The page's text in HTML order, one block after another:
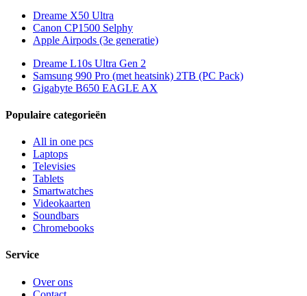
Dreame X50 Ultra
Canon CP1500 Selphy
Apple Airpods (3e generatie)
Dreame L10s Ultra Gen 2
Samsung 990 Pro (met heatsink) 2TB (PC Pack)
Gigabyte B650 EAGLE AX
Populaire categorieën
All in one pcs
Laptops
Televisies
Tablets
Smartwatches
Videokaarten
Soundbars
Chromebooks
Service
Over ons